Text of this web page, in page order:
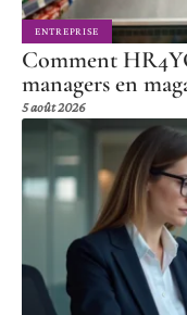
ENTREPRISE
Comment
managers en
5 août 2026